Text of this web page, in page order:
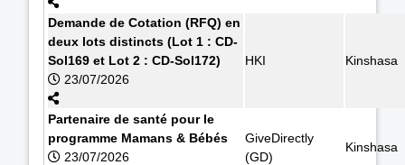
Demande de Cotation (RFQ) en
deux lots distincts (Lot 1 : CD-
Sol169 et Lot 2 : CD-Sol172)
23/07/2026
HKI Kinshasa
Partenaire de santé pour le
programme Mamans & Bébés
23/07/2026
GiveDirectly
(GD)
Kinshasa